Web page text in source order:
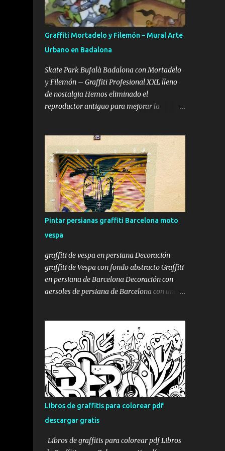
hiperrealismo. Aquí os voy a dejar los que a
mi modo de ver son los mejores graffiteros
del mundo en letras 3d (model pastel).
Primero explicaré un poquito de que se trata
el estilo 3d o también llamado model pastel.
El estilo 3d tiene el objetivo de crear un
efecto relieve que de la sensación de que
sobresale de la pared. Para conseguir este
efecto detridimensionalidad es necesario
100% de este efecto), se pueden realizar
usando una sola gama de colores, ya...
Graffiti Mortadelo y Filemón – Mural Arte
Urbano en Badalona
Skate Park Bufalà Badalona con Mortadelo
y Filemón – Graffiti Profesional XXL lleno
de nostalgia Hemos eliminado el
reproductor antiguo para mejorar la
vídeo completo: Skate Park Bufalà con
Mortadelo y Filemón – Proceso Completo
(YouTube) Cuando el skate se encuentra con
Mortadelo y Filemón Hay murales bonitos.
Hay murales grandes. Y luego están los
murales que conectan directamente con la
infancia de varias generaciones. El Skate
Park de Bufalà, en Badalona, se transformó
en un homenaje gigante a Mortadelo y
Filemón. No uno. No dos. Un montón de
Mortadelos disfrazados de mil cosas
distintas, como solo él sabe hacer: torero,
superhéroe, espía, monstruo, lo que haga
disfraz. Y si algo define al graffiti profesional
es la transformación del espacio. Aquí se
juntaron las dos cosas. Mortadelo y Filemó...
Pintar persianas graffiti Barcelona moto
vespa
graffiti de vespa en persiana Decoración
graffiti de Vespa con fondo abstracto Graffiti
en persiana de Barcelona Decoración con
aersoles de persiana de Barcelona con una
mostrábamos la decoración mural de una
persiana de una lampistería , con todo el
proceso, en esta ocasión os mostraremos la
decoración de una persiana con un dibujo de
estilo Street Art , con un fondo abstracto y
una moto Vespa con estilo de stencil, aunque
se hubiera pintado a mano alzada y sin
plantilla , ni máscara. Aquí podéis ver el
algunas fotos del proceso de la pintura en la
persiana con el graffiti : sprays de graffiti
para persianas pintado de fondo de persiana
Libros de graffitis para colorear pdf
descargar gratis
Libros de graffitis para colorear pdf Libros